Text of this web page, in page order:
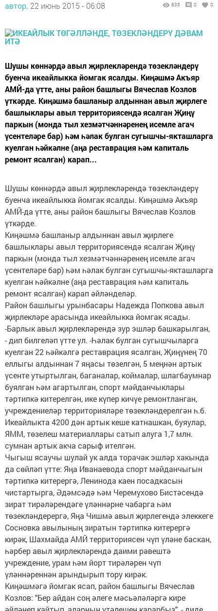
автор, 22 июнь 2015 - 06:08 835 0 0
Шушы көннәрдә авыл җирлекләрендә төзекләндерү
буенча икеайлыкка йомгак ясалды. Киңәшмә Акъяр
АМЙ-да үтте, аны район башлыгы Вячеслав Козлов
үткәрде. Киңәшмә башланыр алдыннан авыл җирлеге
башлыклары авыл территориясендә ясалган Җиңү
паркын (монда тыл хезмәтчәннәренең исемле агач
үсентеләре бар) һәм һәлак булган сугышчы-якташларга
куелган һәйкәлне (аңа реставрация һәм капиталь
ремонт ясалган) карап...
Шушы көннәрдә авыл җирлекләрендә төзекләндерү
буенча икеайлыкка йомгак ясалды. Киңәшмә Акъяр
АМЙ-да үтте, аны район башлыгы Вячеслав Козлов
үткәрде.
Киңәшмә башланыр алдыннан авыл җирлеге
башлыклары авыл территориясендә ясалган Җиңү
паркын (монда тыл хезмәтчәннәренең исемле агач
үсентеләре бар) һәм һәлак булган сугышчы-якташларга
куелган һәйкәлне (аңа реставрация һәм капиталь
ремонт ясалган) карап әйләнделәр.
Район башлыгы урынбасары Надежда Попкова авыл
җирлекләре арасында икеайлыкка йомгак ясады.
-Барлык авыл җирлекләрендә зур эшләр башкарылган,
- дип билгеләп үтте ул. -Һәлак булган сугышчыларга
куелган 22 һәйкәлгә реставрация ясалган, Җиңүнең 70
еллыгы алдыннан 7 яңасы төзелгән, 5 меңнән артык
үсенте утыртылган, баганалар, коймалар, шлагбаумнар
буялган һәм агартылган, спорт мәйданчыклары
тәртипкә китерелгән, ике күпер кичүе ремонтланган,
учреждениеләр территорияләре төзекләндерелгән һ.б.
Икеайлыкта 4200 дән артык кеше катнашкан, буяулар,
ЯММ, төзелеш материаллары сатып алуга 1,7 млн.
сумнан артык акча сарыф ителгән.
Чыгыш ясаучы шулай ук алда торачак эшләр хакында
да сөйләп үтте: Яңа Иванаевода спорт мәйданчыгын
тәртипкә китерергә, Ленинода каен посадкасын
чистартырга, Әдәмсәдә һәм Черемухово Бистәсендә
зират тирәләрендәге үләннәрне чабарга һәм
төзекләндерергә, Яңа Чишмә авыл җирлегендә элеккеге
Сосновка авылының зиратын тәртипкә китерергә
кирәк, Шахмайда АМЙ территориясен чүп үләне баскан,
һәрбер авыл җирлекләрендә даими рәвештә
учреждение, урам һәм йорт тирәләрен чүп
үләннәреннән арындырып тору кирәк.
Киңәшмәгә йомгак ясап, район башлыгы Вячеслав
Козлов: "Бер айдан соң әлеге мәсьәләләргә кире